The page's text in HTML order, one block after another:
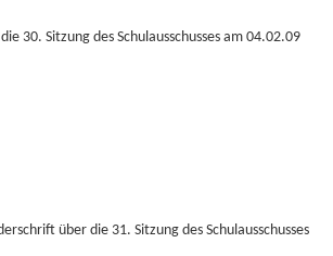
30. Sitzung des Schulausschusses am 04.02.09
über die 31. Sitzung des Schulausschusses